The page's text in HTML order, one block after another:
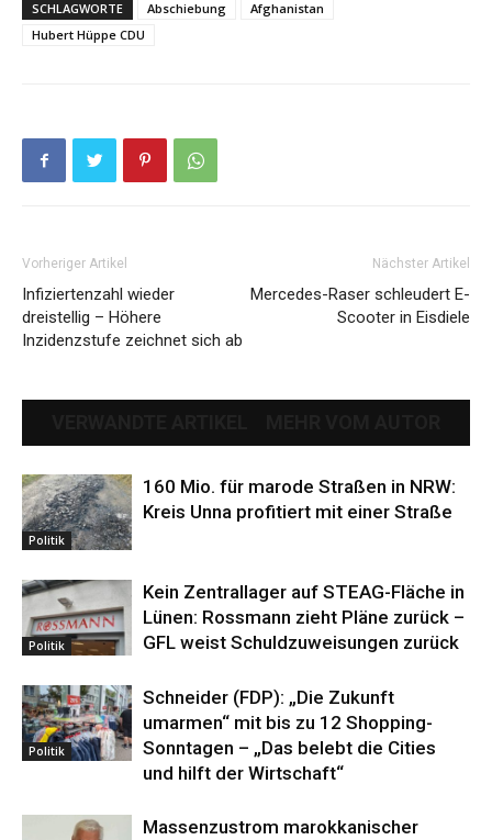
SCHLAGWORTE Abschiebung
Afghanistan
Hubert Hüppe CDU
Vorheriger Artikel
Infiziertenzahl wieder
dreistellig – Höhere
Inzidenzstufe zeichnet sich ab
Nächster Artikel
Mercedes-Raser schleudert E-
Scooter in Eisdiele
Politik
160 Mio. für marode Straßen in NRW:
Kreis Unna profitiert mit einer Straße
Politik
Kein Zentrallager auf STEAG-Fläche in
Lünen: Rossmann zieht Pläne zurück –
GFL weist Schuldzuweisungen zurück
Politik
Schneider (FDP): „Die Zukunft
umarmen“ mit bis zu 12 Shopping-
Sonntagen – „Das belebt die Cities
und hilft der Wirtschaft“
Massenzustrom marokkanischer